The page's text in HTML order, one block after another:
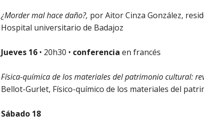
¿Morder mal hace daño?, por Aitor Cinza González,
Hospital universitario de Badajoz
Jueves 16• 20h30 • conferencia en francés
Física-química de los materiales del patrimonio cultural:
Bellot-Gurlet, Físico-químico de los materiales del
Sábado 18